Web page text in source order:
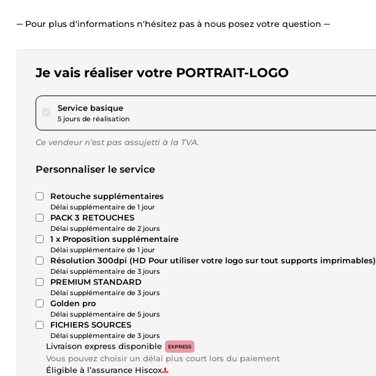
─ Pour plus d'informations n'hésitez pas à nous posez votre question ─
Je vais réaliser votre PORTRAIT-LOGO
Service basiquepour 17,32 $US
5 jours de réalisation
Ce vendeur n’est pas assujetti à la TVA.
Personnaliser le service
Retouche supplémentaires
Délai supplémentaire de 1 jour
PACK 3 RETOUCHES
Délai supplémentaire de 2 jours
1 x Proposition supplémentaire
Délai supplémentaire de 1 jour
Résolution 300dpi (HD Pour utiliser votre logo sur tout supports imprimables)
Délai supplémentaire de 3 jours
PREMIUM STANDARD
Délai supplémentaire de 3 jours
Golden pro
Délai supplémentaire de 5 jours
FICHIERS SOURCES
Délai supplémentaire de 3 jours
Livraison express disponible EXPRESS
Vous pouvez choisir un délai plus court lors du paiement
Éligible à l’assurance Hiscox